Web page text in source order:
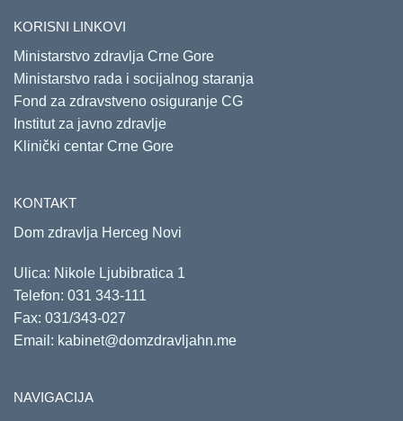
KORISNI LINKOVI
Ministarstvo zdravlja Crne Gore
Ministarstvo rada i socijalnog staranja
Fond za zdravstveno osiguranje CG
Institut za javno zdravlje
Klinički centar Crne Gore
KONTAKT
Dom zdravlja Herceg Novi
Ulica: Nikole Ljubibratica 1
Telefon: 031 343-111
Fax: 031/343-027
Email: kabinet@domzdravljahn.me
NAVIGACIJA